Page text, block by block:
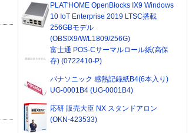
PLAT'HOME OpenBlocks IX9 Windows
10 IoT Enterprise 2019 LTSC搭載
256GBモデル
(OBSIX9/W/L1809/256G)
富士通 POS-Cサーマルロール紙(高保
存) (0722410-P)
パナソニック 感熱記録紙B4(6本入り)
UG-0001B4 (UG-0001B4)
応研 販売大臣 NX スタンドアロン
(OKN-423533)